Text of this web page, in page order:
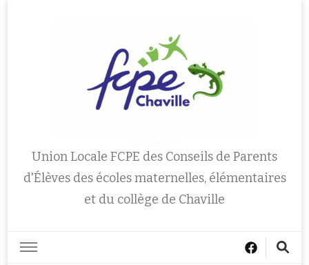
Union Locale FCPE des Conseils de Parents
d'Élèves des écoles maternelles, élémentaires
et du collège de Chaville